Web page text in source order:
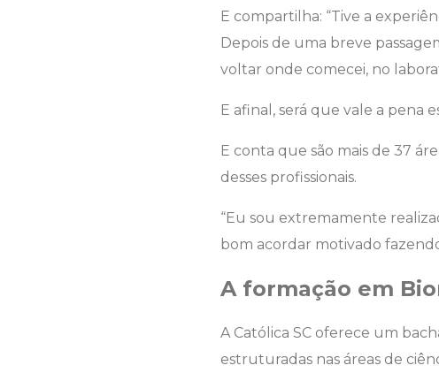
E compartilha: “Tive a
Depois de uma breve
voltar onde comecei, no
E afinal, será que vale a pena
E conta que são mais de 37
desses profissionais.
“Eu sou extremamente
bom acordar motivado
A formação em
A Católica SC oferece um
estruturadas nas áreas de